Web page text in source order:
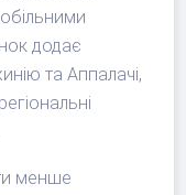
додає
та Аппалачі,
менше